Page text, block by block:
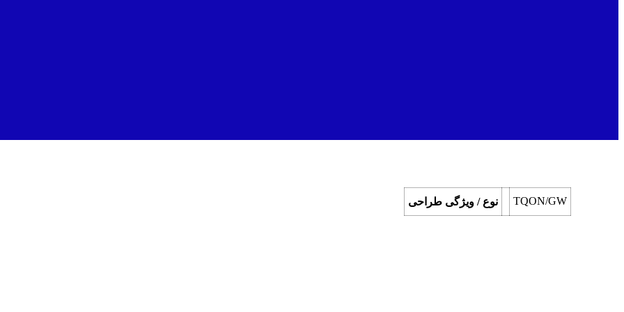
نوع / ویژگی طراحی TQON/GW